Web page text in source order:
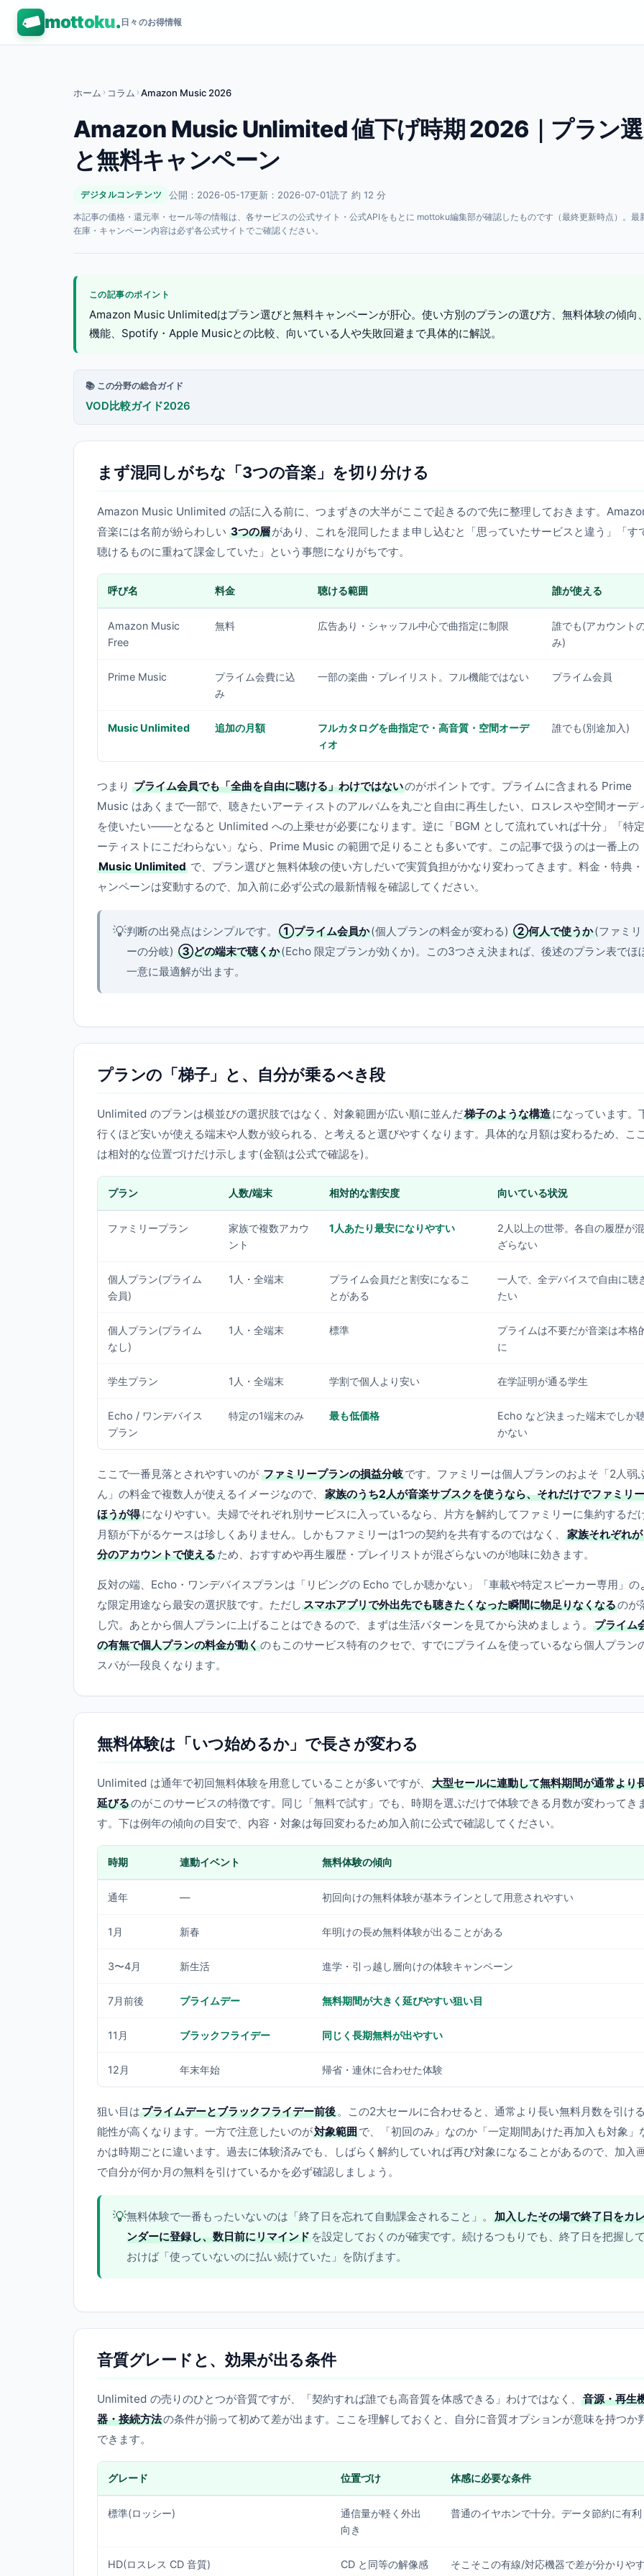
mottoku.日々のお得情報
ホーム › コラム › Amazon Music 2026
Amazon Music Unlimited 値下げ時期 2026｜プラン
と無料キャンペーン
デジタルコンテンツ 公開：2026-05-17更新：2026-07-01読了 約 12 分
本記事の価格・還元率・セール等の情報は、各サービスの公式サイト・公式APIをもとに mottoku編集部が確認したものです（最終更新時点）。最
在庫・キャンペーン内容は必ず各公式サイトでご確認ください。
この記事のポイント
Amazon Music Unlimitedはプラン選びと無料キャンペーンが肝心。使い方別のプランの選び方、無料体験の傾向
機能、Spotify・Apple Musicとの比較、向いている人や失敗回避まで具体的に解説。
📚 この分野の総合ガイド
VOD比較ガイド2026
まず混同しがちな「3つの音楽」を切り分ける
Amazon Music Unlimited の話に入る前に、つまずきの大半がここで起きるので先に整理しておきます。
音楽には名前が紛らわしい 3つの層があり、これを混同したまま申し込むと「思っていたサービスと違う」「す
聴けるものに重ねて課金していた」という事態になりがちです。
呼び名 料金 聴ける範囲 誰が使える
Amazon Music
Free
無料 広告あり・シャッフル中心で曲指定に制限
誰でも(アカウント
み)
Prime Music
プライム会費に込
み
一部の楽曲・プレイリスト。フル機能ではない プライム会員
Music Unlimited 追加の月額
フルカタログを曲指定で・高音質・空間オーデ
ィオ
誰でも(別途加入)
つまり プライム会員でも「全曲を自由に聴ける」わけではないのがポイントです。プライムに含まれる Prime
Music はあくまで一部で、聴きたいアーティストのアルバムを丸ごと自由に再生したい、ロスレスや空間オーデ
を使いたい——となると Unlimited への上乗せが必要になります。逆に「BGM として流れていれば十分」「特
ーティストにこだわらない」なら、Prime Music の範囲で足りることも多いです。この記事で扱うのは一番上の
Music Unlimited で、プラン選びと無料体験の使い方しだいで実質負担がかなり変わってきます。料金・特典
ャンペーンは変動するので、加入前に必ず公式の最新情報を確認してください。
💡判断の出発点はシンプルです。 ①プライム会員か(個人プランの料金が変わる) ②何人で使うか(ファミリ
ーの分岐) ③どの端末で聴くか(Echo 限定プランが効くか)。この3つさえ決まれば、後述のプラン表でほ
一意に最適解が出ます。
プランの「梯子」と、自分が乗るべき段
Unlimited のプランは横並びの選択肢ではなく、対象範囲が広い順に並んだ梯子のような構造になっています。
行くほど安いが使える端末や人数が絞られる、と考えると選びやすくなります。具体的な月額は変わるため、こ
は相対的な位置づけだけ示します(金額は公式で確認を)。
プラン 人数/端末 相対的な割安度 向いている状況
ファミリープラン
家族で複数アカウ
ント
1人あたり最安になりやすい
2人以上の世帯。各自の履歴が混
ざらない
個人プラン(プライム
会員)
1人・全端末
プライム会員だと割安になるこ
とがある
一人で、全デバイスで自由に聴
たい
個人プラン(プライム
なし)
1人・全端末 標準
プライムは不要だが音楽は本格
に
学生プラン 1人・全端末 学割で個人より安い 在学証明が通る学生
Echo / ワンデバイス
プラン
特定の1端末のみ 最も低価格
Echo など決まった端末でしか
かない
ここで一番見落とされやすいのが ファミリープランの損益分岐です。ファミリーは個人プランのおよそ「2人弱
ん」の料金で複数人が使えるイメージなので、
家族のうち2人が音楽サブスクを使うなら、それだけでファミリ
ほうが得になりやすい。夫婦でそれぞれ別サービスに入っているなら、片方を解約してファミリーに集約するだ
月額が下がるケースは珍しくありません。しかもファミリーは1つの契約を共有するのではなく、
家族それぞれ
分のアカウントで使えるため、おすすめや再生履歴・プレイリストが混ざらないのが地味に効きます。
反対の端、Echo・ワンデバイスプランは「リビングの Echo でしか聴かない」「車載や特定スピーカー専用」の
な限定用途なら最安の選択肢です。ただし スマホアプリで外出先でも聴きたくなった瞬間に物足りなくなるのが
し穴。あとから個人プランに上げることはできるので、まずは生活パターンを見てから決めましょう。
プライム
の有無で個人プランの料金が動くのもこのサービス特有のクセで、すでにプライムを使っているなら個人プラン
スパが一段良くなります。
無料体験は「いつ始めるか」で長さが変わる
Unlimited は通年で初回無料体験を用意していることが多いですが、
大型セールに連動して無料期間が通常より
延びるのがこのサービスの特徴です。同じ「無料で試す」でも、時期を選ぶだけで体験できる月数が変わってき
す。下は例年の傾向の目安で、内容・対象は毎回変わるため加入前に公式で確認してください。
時期 連動イベント 無料体験の傾向
通年 — 初回向けの無料体験が基本ラインとして用意されやすい
1月 新春 年明けの長め無料体験が出ることがある
3〜4月 新生活 進学・引っ越し層向けの体験キャンペーン
7月前後 プライムデー 無料期間が大きく延びやすい狙い目
11月 ブラックフライデー 同じく長期無料が出やすい
12月 年末年始 帰省・連休に合わせた体験
狙い目はプライムデーとブラックフライデー前後。この2大セールに合わせると、通常より長い無料月数を引け
能性が高くなります。一方で注意したいのが対象範囲で、「初回のみ」なのか「一定期間あけた再加入も対象」
かは時期ごとに違います。過去に体験済みでも、しばらく解約していれば再び対象になることがあるので、加入
で自分が何か月の無料を引けているかを必ず確認しましょう。
💡無料体験で一番もったいないのは「終了日を忘れて自動課金されること」。
加入したその場で終了日をカ
ンダーに登録し、数日前にリマインド を設定しておくのが確実です。続けるつもりでも、終了日を把握して
おけば「使っていないのに払い続けていた」を防げます。
音質グレードと、効果が出る条件
Unlimited の売りのひとつが音質ですが、「契約すれば誰でも高音質を体感できる」わけではなく、
音源・再生
器・接続方法の条件が揃って初めて差が出ます。ここを理解しておくと、自分に音質オプションが意味を持つか
できます。
グレード 位置づけ 体感に必要な条件
標準(ロッシー)
通信量が軽く外出
向き
普通のイヤホンで十分。データ節約に有利
HD(ロスレス CD 音質) CD と同等の解像感
そこそこの有線/対応機器で差が分かりやす